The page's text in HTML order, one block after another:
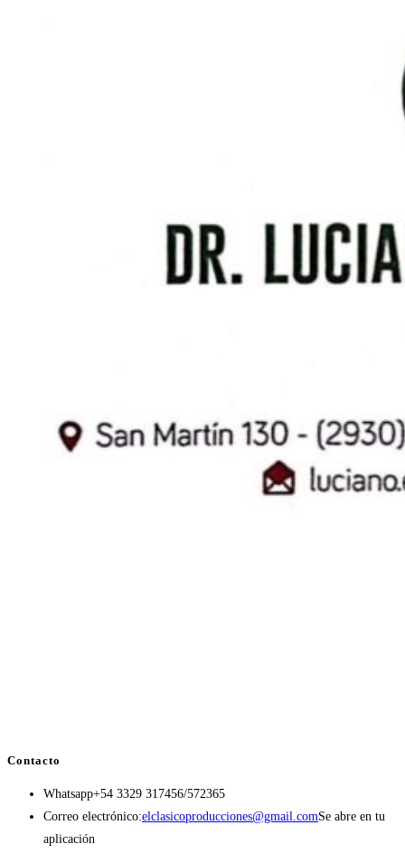
Contacto
Whatsapp+54 3329 317456/572365
Correo electrónico:elclasicoproducciones@gmail.comSe abre en tu
aplicación